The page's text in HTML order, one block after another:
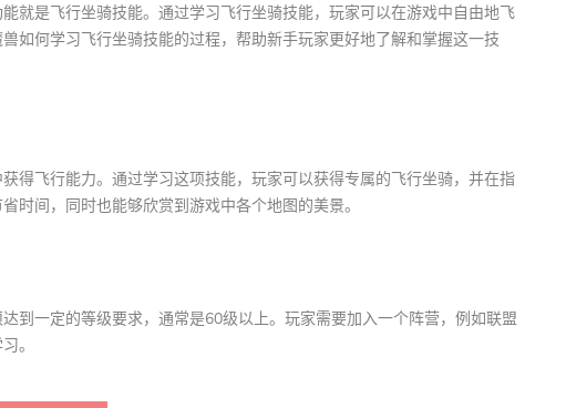
就是飞行坐骑技能。通过学习飞行坐骑技能，玩家可以在游戏中自由地飞
如何学习飞行坐骑技能的过程，帮助新手玩家更好地了解和掌握这一技
得飞行能力。通过学习这项技能，玩家可以获得专属的飞行坐骑，并在指
时间，同时也能够欣赏到游戏中各个地图的美景。
到一定的等级要求，通常是60级以上。玩家需要加入一个阵营，例如联盟
。